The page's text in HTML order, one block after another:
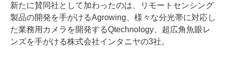
新たに賛同社として加わったのは、リモートセンシング
製品の開発を手がけるAgrowing、様々な分光帯に対応し
た業務用カメラを開発するQtechnology、超広角魚眼レ
ンズを手がける株式会社インタニヤの3社。